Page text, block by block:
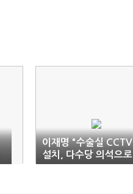
이재명 "수술실 CCTV
설치, 다수당 의석으로
강행처리해야"